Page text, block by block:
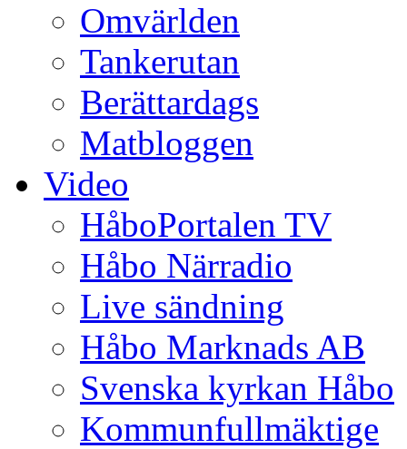
Omvärlden
Tankerutan
Berättardags
Matbloggen
Video
HåboPortalen TV
Håbo Närradio
Live sändning
Håbo Marknads AB
Svenska kyrkan Håbo
Kommunfullmäktige